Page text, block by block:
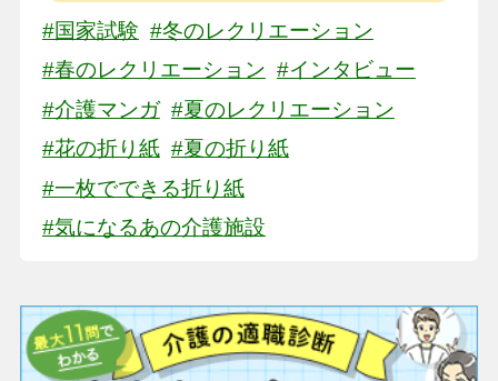
#国家試験 #冬のレクリエーション
#春のレクリエーション #インタビュー
#介護マンガ #夏のレクリエーション
#花の折り紙 #夏の折り紙
#一枚でできる折り紙
#気になるあの介護施設